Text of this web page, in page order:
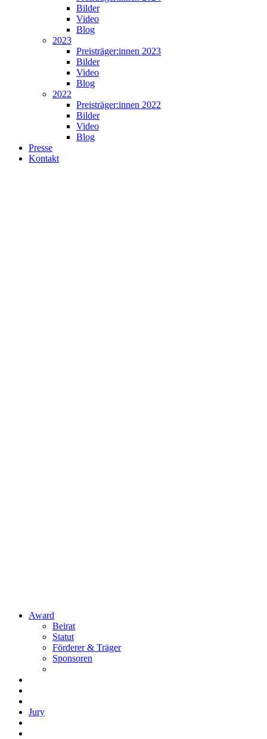
Bilder
Video
Blog
2023
Preisträger:innen 2023
Bilder
Video
Blog
2022
Preisträger:innen 2022
Bilder
Video
Blog
Presse
Kontakt
Award
Beirat
Statut
Förderer & Träger
Sponsoren
Jury